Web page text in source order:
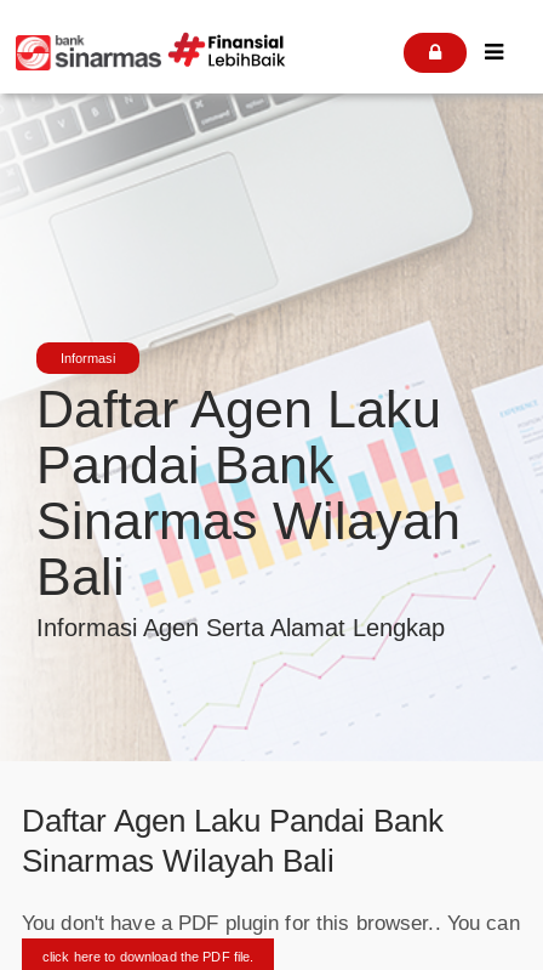
 
Informasi
Daftar Agen Laku
Pandai Bank
Sinarmas Wilayah
Bali
Informasi Agen Serta Alamat Lengkap
Daftar Agen Laku Pandai Bank
Sinarmas Wilayah Bali
You don't have a PDF plugin for this browser.. You can
click here to download the PDF file.